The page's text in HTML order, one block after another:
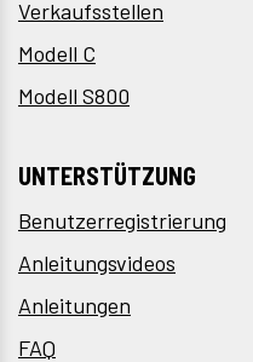
Verkaufsstellen
Modell C
Modell S800
UNTERSTÜTZUNG
Benutzerregistrierung
Anleitungsvideos
Anleitungen
FAQ